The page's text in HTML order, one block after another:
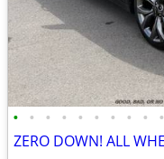
• • • • • • • • • •